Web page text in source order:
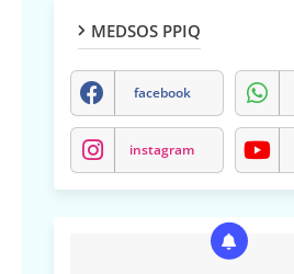
MEDSOS PPIQ
facebook
instagram